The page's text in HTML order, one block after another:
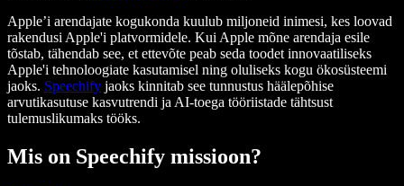
Apple’i arendajate kogukonda kuulub miljoneid inimesi, kes loovad
rakendusi Apple'i platvormidele. Kui Apple mõne arendaja esile
tõstab, tähendab see, et ettevõte peab seda toodet innovaatiliseks
Apple'i tehnoloogiate kasutamisel ning oluliseks kogu ökosüsteemi
jaoks. Speechify jaoks kinnitab see tunnustus häälepõhise
arvutikasutuse kasvutrendi ja AI-toega tööriistade tähtsust
tulemuslikumaks tööks.
Mis on Speechify missioon?